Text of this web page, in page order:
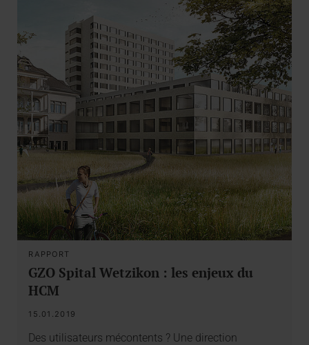
RAPPORT
GZO Spital Wetzikon : les enjeux du
HCM
15.01.2019
Des utilisateurs mécontents ? Une direction